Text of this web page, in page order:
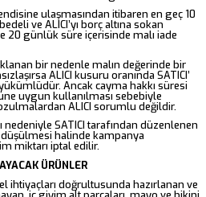
ulaşmasından itibaren en geç 10
ve ALICI’yı borç altına sokan
20 günlük süre içerisinde malı iade
bir nedenle malın değerinde bir
ALICI kusuru oranında SATICI’
Ancak cayma hakkı süresi
uygun kullanılması sebebiyle
ALICI sorumlu değildir.
nedeniyle SATICI tarafından düzenlenen
düşülmesi halinde kampanya
miktarı iptal edilir.
ÜRÜNLER
ihtiyaçları doğrultusunda hazırlanan ve